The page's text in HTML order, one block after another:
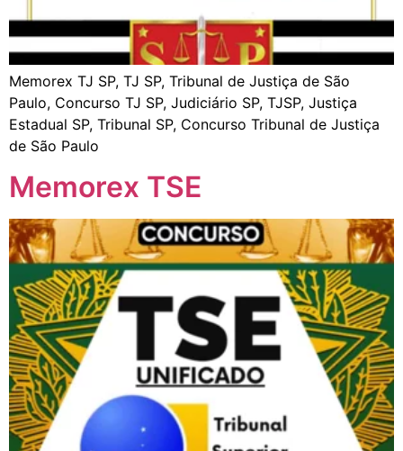
Memorex TJ SP, TJ SP, Tribunal de Justiça de São
Paulo, Concurso TJ SP, Judiciário SP, TJSP, Justiça
Estadual SP, Tribunal SP, Concurso Tribunal de Justiça
de São Paulo
Memorex TSE